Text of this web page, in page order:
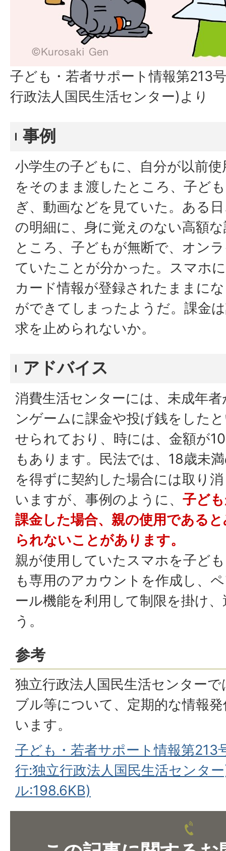
子ども・若者サポート情報第213
行政法人国民生活センター)より
事例
小学生の子どもに、自分が以前
をそのまま渡したところ、子ど
ぎ、動画などを見ていた。ある
の明細に、身に覚えのない高額
ところ、子どもが無断で、オン
ていたことが分かった。スマホ
カード情報が登録されたままに
ができてしまったようだ。課金
求を止められないか。
アドバイス
消費生活センターには、未成年
ンゲームに課金や投げ銭をした
せられており、時には、金額が
もあります。民法では、18歳未
を得ずに契約した場合には取り
いますが、事例のように、 子ど
課金した場合、親の使用である
られないことがあります。
親が使用していたスマホを子ど
も専用のアカウントを作成し、
ール機能を利用して制限を掛け
う。
参考
独立行政法人国民生活センター
ブル等について、定期的な情報
います。
子ども・若者サポート情報第213
行:独立行政法人国民生活センタ
ル:198.6KB)